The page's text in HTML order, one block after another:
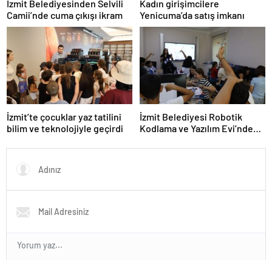
İzmit Belediyesinden Selvili
Camii’nde cuma çıkışı ikram
Kadın girişimcilere
Yenicuma’da satış imkanı
İzmit’te çocuklar yaz tatilini
bilim ve teknolojiyle geçirdi
İzmit Belediyesi Robotik
Kodlama ve Yazılım Evi’nde